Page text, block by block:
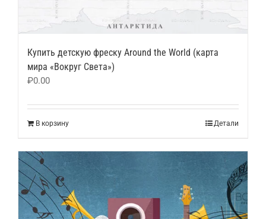
Купить детскую фреску Around the World (карта
мира «Вокруг Света»)
₽0.00
В корзину Детали